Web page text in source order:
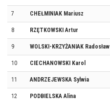
7 CHEŁMINIAK Mariusz
8 RZĘTKOWSKI Artur
9 WOLSKI-KRZYŻANIAK Radosław
10 CIECHANOWSKI Karol
11 ANDRZEJEWSKA Sylwia
12 PODBIELSKA Alina